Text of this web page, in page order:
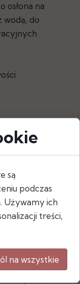
osłona na
wodą, do
są
podczas
Używamy ich
treści,
na wszystkie